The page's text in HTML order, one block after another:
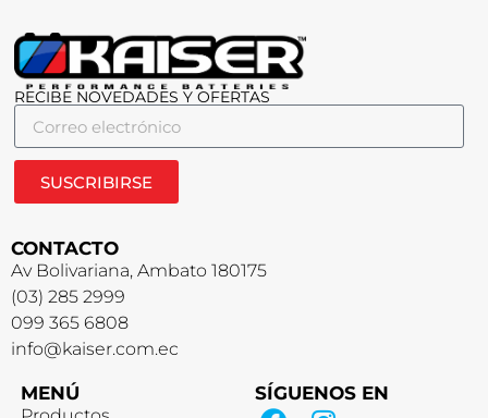
RECIBE NOVEDADES Y OFERTAS
SUSCRIBIRSE
CONTACTO
Av Bolivariana, Ambato 180175
(03) 285 2999
099 365 6808
info@kaiser.com.ec
MENÚ SÍGUENOS EN